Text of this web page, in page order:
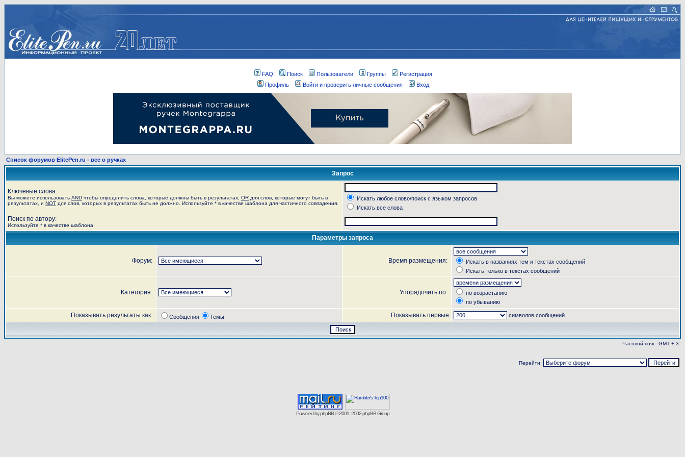
FAQ Поиск Пользователи Группы
Регистрация
Профиль
Войти и проверить личные сообщения Вход
Список форумов ElitePen.ru - все о ручках
Запрос
Ключевые слова:
Вы можете использовать AND чтобы определить слова, которые должны быть в результатах, OR для слов, которые могут быть в
результатах, и NOT для слов, которых в результатах быть не должно. Используйте * в качестве шаблона для частичного совпадения.
Искать любое слово/поиск с языком запросов
Искать все слова
Поиск по автору:
Используйте * в качестве шаблона
Параметры запроса
Форум: Время размещения:
Искать в названиях тем и текстах сообщений
Искать только в текстах сообщений
Категория: Упорядочить по:
по возрастанию
по убыванию
Показывать результаты как: Сообщения Темы Показывать первые символов сообщений
Часовой пояс: GMT + 3
Перейти:
Powered byphpBB© 2001, 2002 phpBB Group